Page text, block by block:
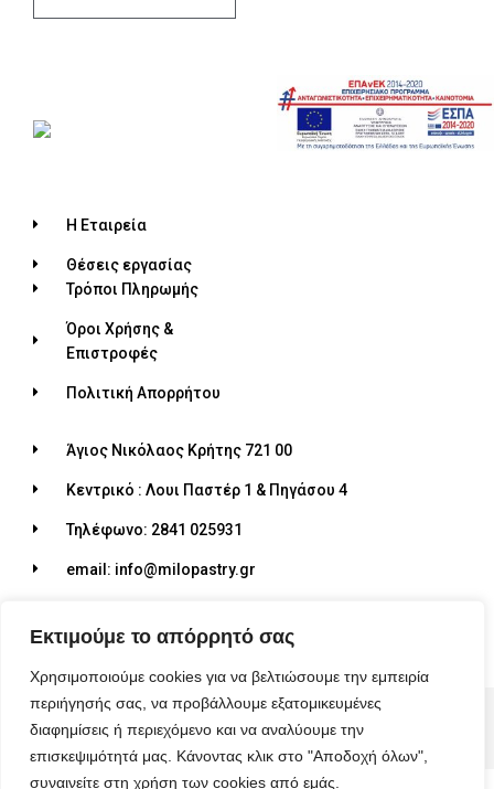
Εκτιμούμε το απόρρητό σας
Χρησιμοποιούμε cookies για να βελτιώσουμε την εμπειρία
περιήγησής σας, να προβάλλουμε εξατομικευμένες
διαφημίσεις ή περιεχόμενο και να αναλύουμε την
επισκεψιμότητά μας. Κάνοντας κλικ στο "Αποδοχή όλων",
συναινείτε στη χρήση των cookies από εμάς.
Η Εταιρεία
Θέσεις εργασίας
Τρόποι Πληρωμής
Όροι Χρήσης &
Επιστροφές
Πολιτική Απορρήτου
Άγιος Νικόλαος Κρήτης 721 00
Κεντρικό : Λουι Παστέρ 1 & Πηγάσου 4
Τηλέφωνο: 2841 025931
email: info@milopastry.gr
© 2026 ALL RIGHTS RESERVED​